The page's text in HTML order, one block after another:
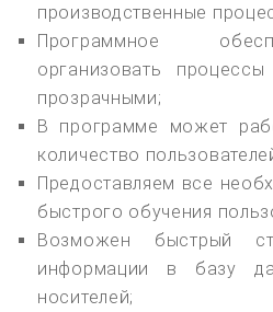
производственные
Программное
организовать
прозрачными;
В программе может
количество
Предоставляем все
быстрого обучения
Возможен быстрый
информации в базу
носителей;